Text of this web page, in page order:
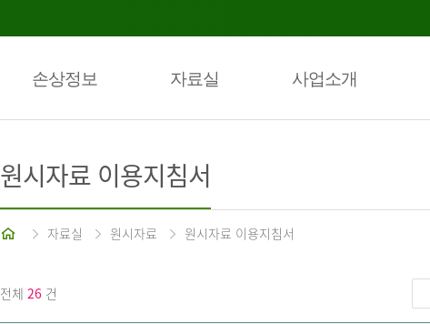
손상정보 자료실 사업소개
원시자료 이용지침서
홈 자료실 원시자료 원시자료 이용지침서
전체 26 건